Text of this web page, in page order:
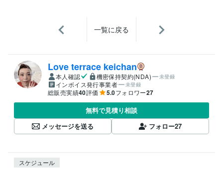
一覧に戻る
Love terrace keichan
本人確認 機密保持契約(NDA) 未登録
インボイス発行事業者 未登録
総販売実績40評価 5.0フォロワー27
無料で見積り相談
メッセージを送る
フォロー27
スケジュール